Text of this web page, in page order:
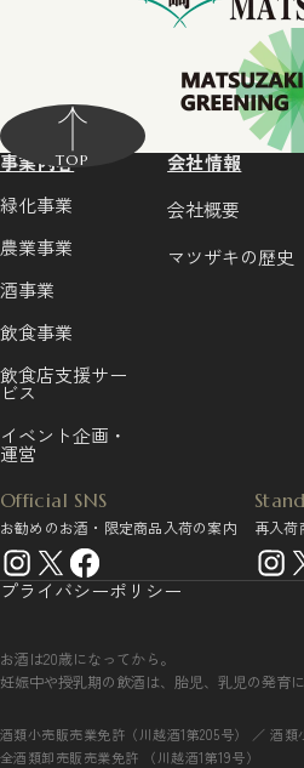
事業内容
緑化事業
農業事業
酒事業
飲食事業
飲食店支援サー
ビス
イベント企画・
運営
会社情報
会社概要
マツザキの歴史
Official SNS
お勧めのお酒・限定商品入荷の案内 再入荷
プライバシーポリシー
お酒は20歳になってから。
妊娠中や授乳期の飲酒は、胎児、乳児の発育
酒類小売販売業免許（川越酒1第205号） ／ 酒
全酒類卸売販売業免許 （川越酒1第19号）
TOP